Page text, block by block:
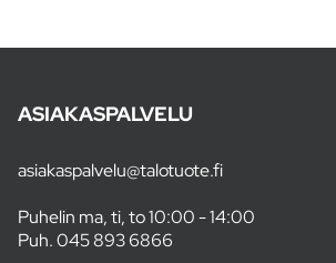
ASIAKASPALVELU
asiakaspalvelu@talotuote.fi
Puhelin ma, ti, to 10:00 - 14:00
Puh.045 893 6866